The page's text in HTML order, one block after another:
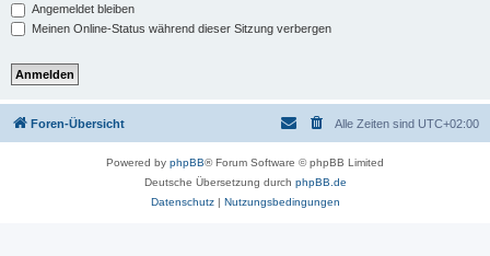
Angemeldet bleiben
Meinen Online-Status während dieser Sitzung verbergen
Foren-Übersicht Alle Zeiten sind UTC+02:00
Powered by phpBB® Forum Software © phpBB Limited
Deutsche Übersetzung durch phpBB.de
Datenschutz| Nutzungsbedingungen